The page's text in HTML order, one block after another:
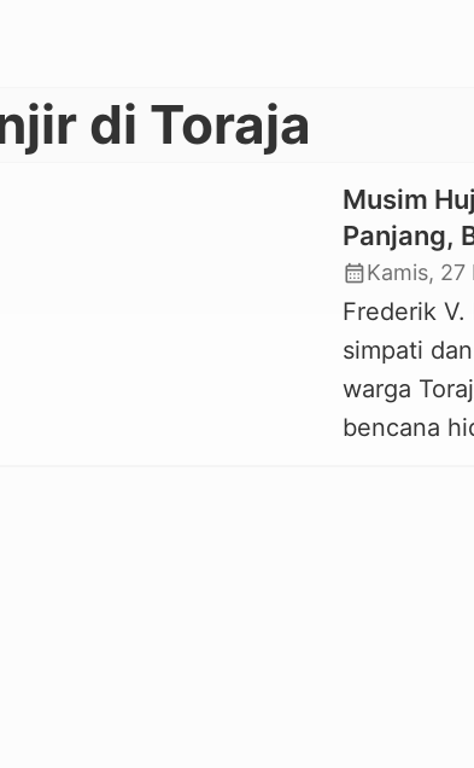
di Toraja
Musim
Panjang,
Semua
Hadapi
calendar_monthKamis, 27
Frederik
simpati
warga
bencana